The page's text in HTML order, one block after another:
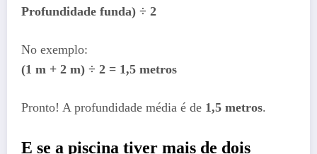
Profundidade funda) ÷ 2
No exemplo:
(1 m + 2 m) ÷ 2 = 1,5 metros
Pronto! A profundidade média é de 1,5 metros.
E se a piscina tiver mais de dois